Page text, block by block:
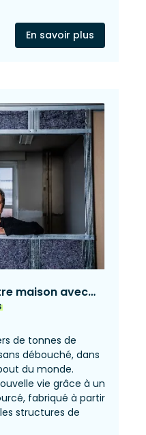
En savoir plus
maison avec…
de tonnes de
débouché, dans
du monde.
vie grâce à un
fabriqué à partir
structures de